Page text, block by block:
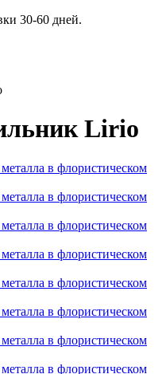
30-60 дней.
Lirio